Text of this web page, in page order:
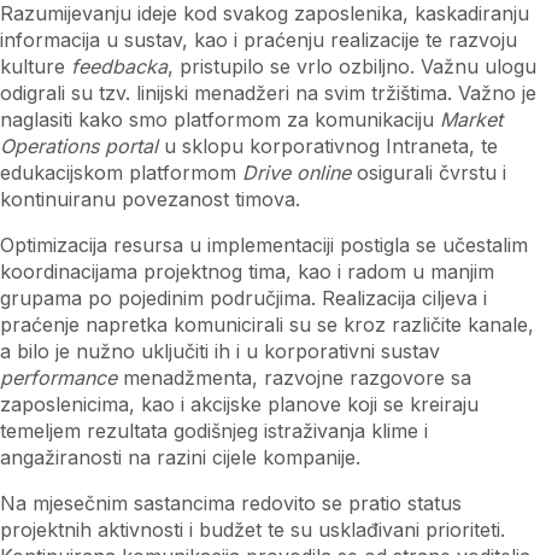
Razumijevanju ideje kod svakog zaposlenika, kaskadiranju
informacija u sustav, kao i praćenju realizacije te razvoju
kulture feedbacka, pristupilo se vrlo ozbiljno. Važnu ulogu
odigrali su tzv. linijski menadžeri na svim tržištima. Važno je
naglasiti kako smo platformom za komunikaciju Market
Operations portalu sklopu korporativnog Intraneta, te
edukacijskom platformom Drive onlineosigurali čvrstu i
kontinuiranu povezanost timova.
Optimizacija resursa u implementaciji postigla se učestalim
koordinacijama projektnog tima, kao i radom u manjim
grupama po pojedinim područjima. Realizacija ciljeva i
praćenje napretka komunicirali su se kroz različite kanale,
a bilo je nužno uključiti ih i u korporativni sustav
performancemenadžmenta, razvojne razgovore sa
zaposlenicima, kao i akcijske planove koji se kreiraju
temeljem rezultata godišnjeg istraživanja klime i
angažiranosti na razini cijele kompanije.
Na mjesečnim sastancima redovito se pratio status
projektnih aktivnosti i budžet te su usklađivani prioriteti.